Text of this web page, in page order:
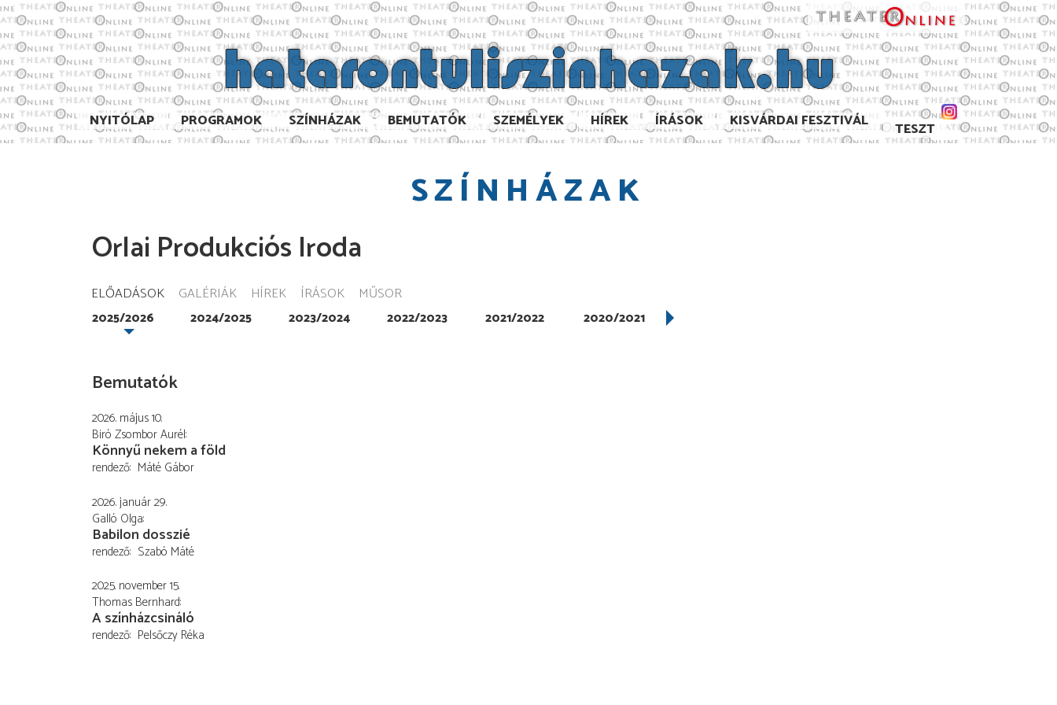
NYITÓLAP PROGRAMOK SZÍNHÁZAK BEMUTATÓK SZEMÉLYEK HÍREK ÍRÁSOK KISVÁRDAI FESZTIVÁL TESZT
SZÍNHÁZAK
Orlai Produkciós Iroda
ELŐADÁSOK GALÉRIÁK HÍREK ÍRÁSOK MŰSOR
2025/2026 2024/2025 2023/2024 2022/2023 2021/2022 2020/2021
Bemutatók
2026. május 10.
Biró Zsombor Aurél
Könnyű nekem a föld
rendező Máté Gábor
2026. január 29.
Galló Olga
Babilon dosszié
rendező Szabó Máté
2025. november 15.
Thomas Bernhard
A színházcsináló
rendező Pelsőczy Réka